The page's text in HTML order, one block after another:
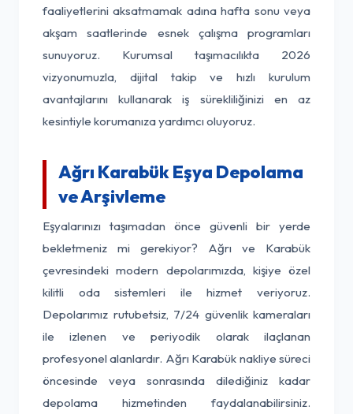
faaliyetlerini aksatmamak adına hafta sonu veya
akşam saatlerinde esnek çalışma programları
sunuyoruz. Kurumsal taşımacılıkta 2026
vizyonumuzla, dijital takip ve hızlı kurulum
avantajlarını kullanarak iş sürekliliğinizi en az
kesintiyle korumanıza yardımcı oluyoruz.
Ağrı Karabük Eşya Depolama
ve Arşivleme
Eşyalarınızı taşımadan önce güvenli bir yerde
bekletmeniz mi gerekiyor? Ağrı ve Karabük
çevresindeki modern depolarımızda, kişiye özel
kilitli oda sistemleri ile hizmet veriyoruz.
Depolarımız rutubetsiz, 7/24 güvenlik kameraları
ile izlenen ve periyodik olarak ilaçlanan
profesyonel alanlardır. Ağrı Karabük nakliye süreci
öncesinde veya sonrasında dilediğiniz kadar
depolama hizmetinden faydalanabilirsiniz.